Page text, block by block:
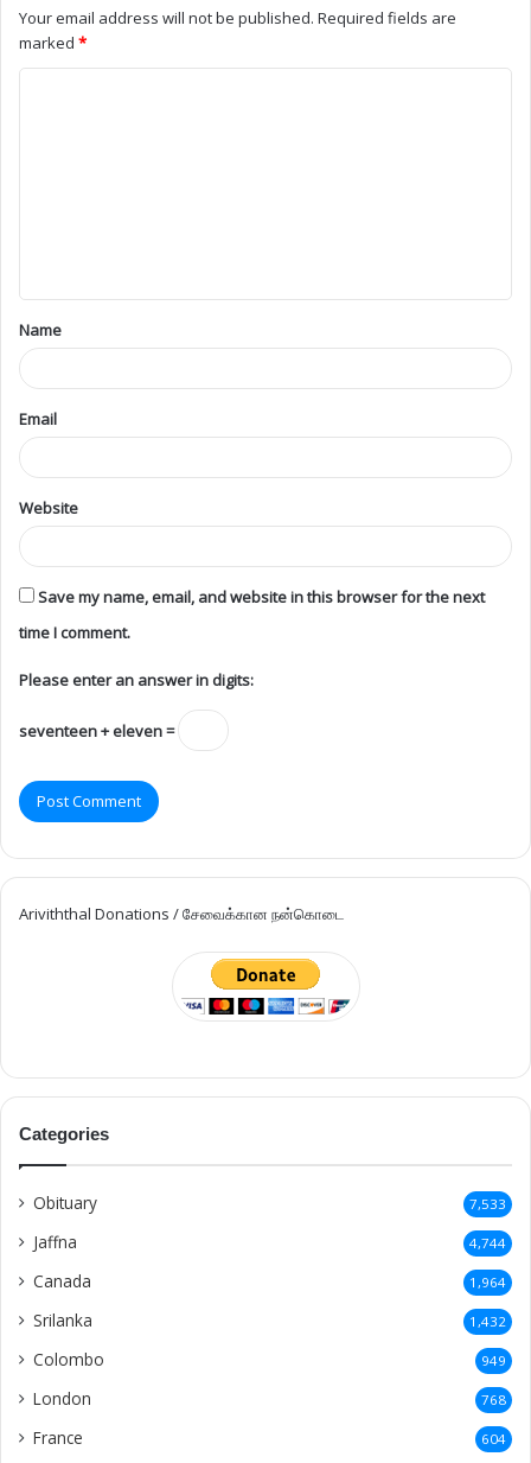
Your email address will not be published. Required fields are
marked *
Name
Email
Website
Save my name, email, and website in this browser for the next
time I comment.
Please enter an answer in digits:
seventeen + eleven =
Ariviththal Donations / சேவைக்கான நன்கொடை
Categories
Obituary 7,533
Jaffna 4,744
Canada 1,964
Srilanka 1,432
Colombo 949
London 768
France 604